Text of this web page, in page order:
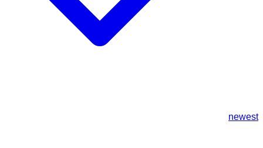
newest